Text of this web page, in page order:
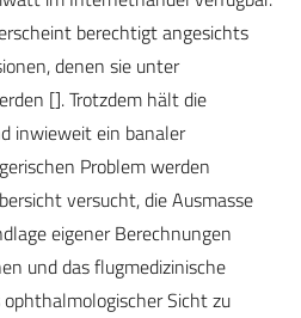
berechtigt angesichts
denen sie unter
[]. Trotzdem hält die
inwieweit ein banaler
Problem werden
versucht, die Ausmasse
eigener Berechnungen
und das flugmedizinische
Sicht zu